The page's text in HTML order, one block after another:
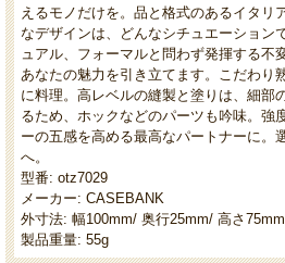
えるモノだけを。品と格式のあるイタリ
なデザインは、どんなシチュエーション
ュアル、フォーマルと問わず発揮する不
あなたの魅力を引き立てます。こだわり
に料理。高レベルの縫製と塗りは、細部
るため、ホックなどのパーツも吟味。強
ーの五感を高める最高なパートナーに。
へ。
型番: otz7029
メーカー: CASEBANK
外寸法: 幅100mm/ 奥行25mm/ 高さ75mm
製品重量: 55g